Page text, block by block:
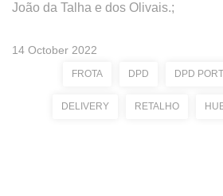
João da Talha e dos Olivais.;
14 October 2022
FROTA DPD DPD
DELIVERY RETALHO